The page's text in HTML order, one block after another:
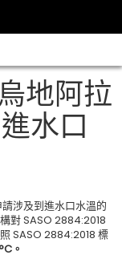
地阿拉
水口
涉及到進水口水溫的
對 SASO 2884:2018
SASO 2884:2018 標
。